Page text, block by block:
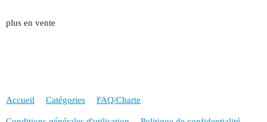
plus en vente
Accueil Catégories FAQ/Charte